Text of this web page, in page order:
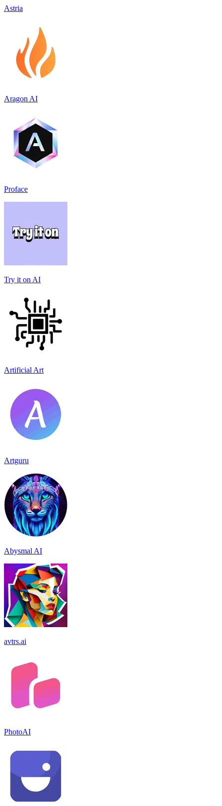
Astria
Aragon AI
Proface
Try it on AI
Artificial Art
Artguru
Abysmal AI
avtrs.ai
PhotoAI